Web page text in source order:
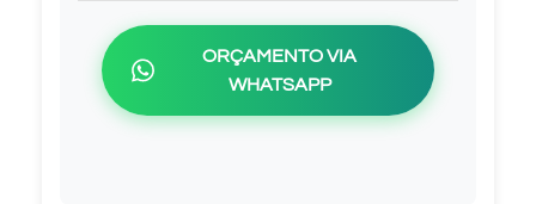
ORÇAMENTO VIA
WHATSAPP